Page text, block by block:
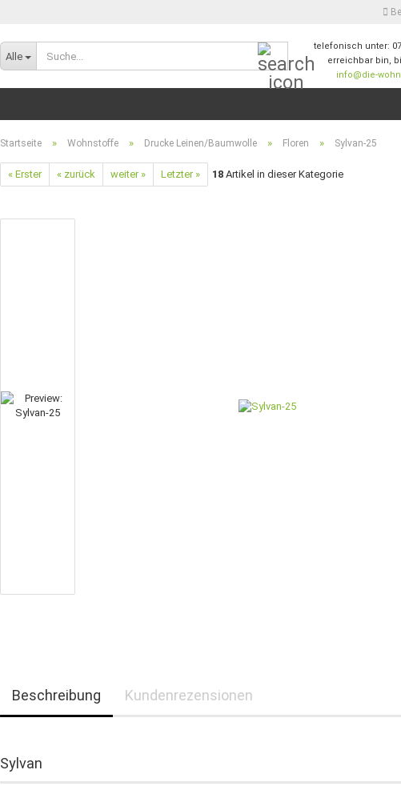
Alle
Suche...telefonisch unter:
erreichbar bin,
info@die-
Startseite » Wohnstoffe » Drucke Leinen/Baumwolle » Floren » Sylvan-25
« Erster « zurück weiter » Letzter » 18Artikel in dieser Kategorie
Beschreibung Kundenrezensionen
Sylvan